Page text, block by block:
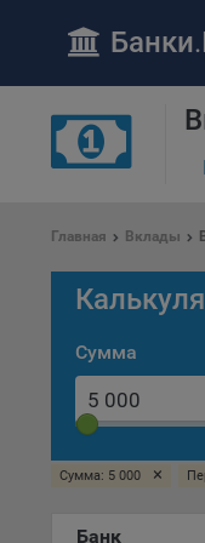
Банки
Главная Вклады
Сумма
Сумма: 5 000 ×
Банк